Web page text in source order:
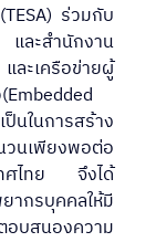
ร่วมกับ
ละสำนักงาน
ะเครือข่ายผู้
ในการสร้าง
นเพียงพอต่อ
ทศไทย จึงได้
กรบุคคลให้มี
บสนองความ